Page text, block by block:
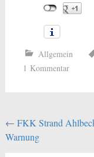
Allgemein
1 Kommentar
← FKK Strand
Warnung